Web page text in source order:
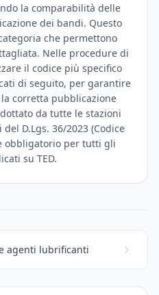
la comparabilità delle
dei bandi. Questo
che permettono
Nelle procedure di
il codice più specifico
di seguito, per garantire
corretta pubblicazione
da tutte le stazioni
D.Lgs. 36/2023 (Codice
obbligatorio per tutti gli
su TED.
agenti lubrificanti